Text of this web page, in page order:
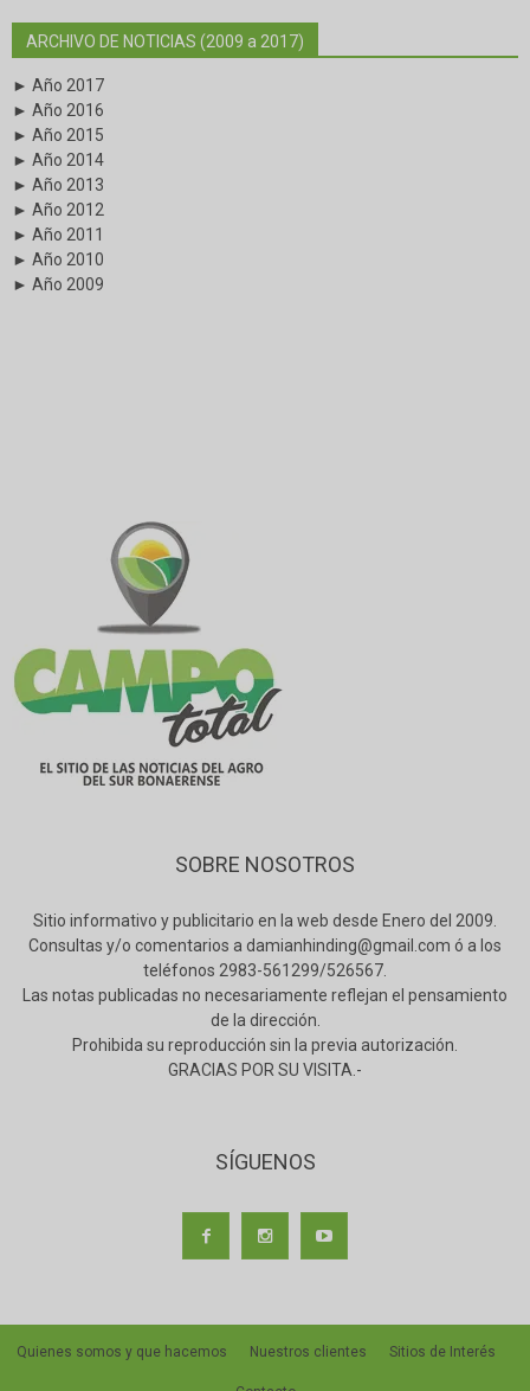
ARCHIVO DE NOTICIAS (2009 a 2017)
► Año 2017
► Año 2016
► Año 2015
► Año 2014
► Año 2013
► Año 2012
► Año 2011
► Año 2010
► Año 2009
SOBRE NOSOTROS
Sitio informativo y publicitario en la web desde Enero del 2009.
Consultas y/o comentarios a damianhinding@gmail.com ó a los
teléfonos 2983-561299/526567.
Las notas publicadas no necesariamente reflejan el pensamiento
de la dirección.
Prohibida su reproducción sin la previa autorización.
GRACIAS POR SU VISITA.-
SÍGUENOS
Quienes somos y que hacemos Nuestros clientes Sitios de Interés